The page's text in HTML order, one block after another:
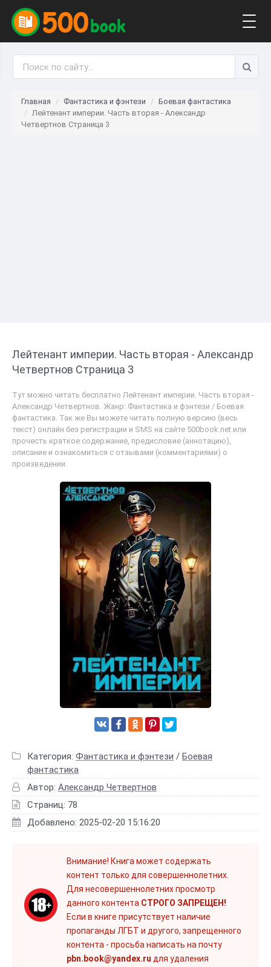
Главная Фантастика и фэнтези
Боевая фантастика
Лейтенант империи. Часть вторая - Александр
Четвертнов Страница 3
Лейтенант империи. Часть вторая - Александр
Четвертнов Страница 3
Тут можно читать бесплатно Лейтенант империи. Часть вторая -
Александр Четвертнов. Жанр: Фантастика и фэнтези / Боевая
фантастика. Так же Вы можете читать полную версию (весь
текст) онлайн без регистрации и SMS на сайте 500book.net или
прочесть краткое содержание, предисловие (аннотацию),
описание и ознакомиться с отзывами (комментариями) о
произведении.
Категория: Фантастика и фэнтези / Боевая
фантастика
Автор: Александр Четвертнов
Страниц: 78
Добавлено: 2025-02-20 15:16:20
Внимание! Книга может содержать
контент только для совершеннолетних.
Для несовершеннолетних просмотр
данного контента СТРОГО ЗАПРЕЩЕН!
Если в книге присутствует наличие
пропаганды ЛГБТ и другого, запрещенного
контента - просьба написать на почту
pbn.book@yandex.ru для удаления